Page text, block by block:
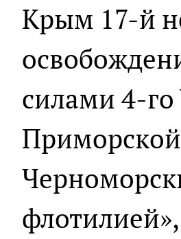
Крым 17-й
силами 4-